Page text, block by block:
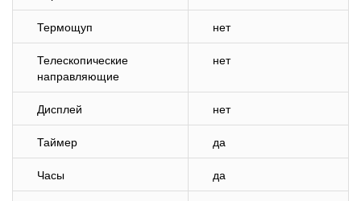
Термощуп нет
Телескопические
направляющие
нет
Дисплей нет
Таймер да
Часы да